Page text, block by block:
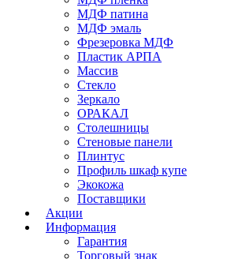
МДФ патина
МДФ эмаль
Фрезеровка МДФ
Пластик АРПА
Массив
Стекло
Зеркало
ОРАКАЛ
Столешницы
Стеновые панели
Плинтус
Профиль шкаф купе
Экокожа
Поставщики
Акции
Информация
Гарантия
Торговый знак